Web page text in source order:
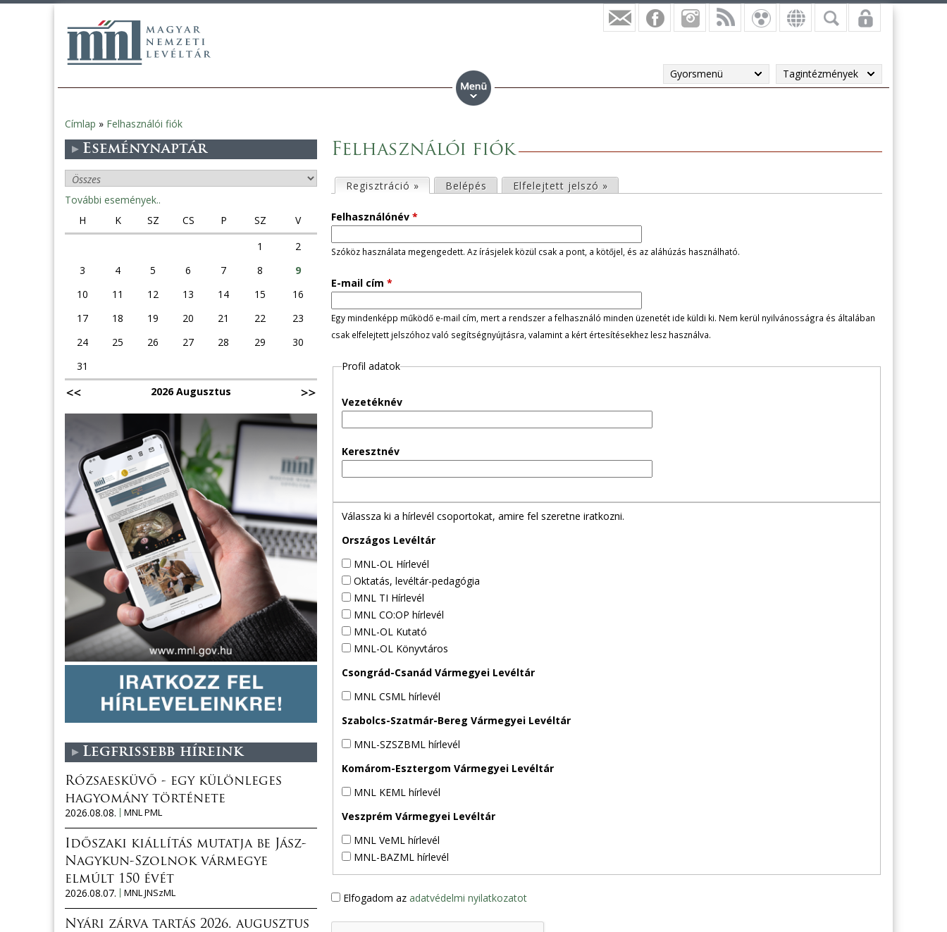
Gyorsmenü Tagintézmények
Jelenlegi
hely
Címlap » Felhasználói fiók
Felhasználói fiók
l
s
ő
d
l
e
Regisztráció » (aktív fül)
Belépés Elfelejtett jelszó »
Felhasználónév *
Szóköz használata megengedett. Az írásjelek közül csak a pont, a kötőjel, és az aláhúzás használható.
E-mail cím *
Egy mindenképp működő e-mail cím, mert a rendszer a felhasználó minden üzenetét ide küldi ki. Nem kerül nyilvánosságra és általában
csak elfelejtett jelszóhoz való segítségnyújtásra, valamint a kért értesítésekhez lesz használva.
Profil adatok
Vezetéknév
Keresztnév
Válassza ki a hírlevél csoportokat, amire fel szeretne iratkozni.
Országos Levéltár
MNL-OL Hírlevél
Oktatás, levéltár-pedagógia
MNL TI Hírlevél
MNL CO:OP hírlevél
MNL-OL Kutató
MNL-OL Könyvtáros
Csongrád-Csanád Vármegyei Levéltár
MNL CSML hírlevél
Szabolcs-Szatmár-Bereg Vármegyei Levéltár
MNL-SZSZBML hírlevél
Komárom-Esztergom Vármegyei Levéltár
MNL KEML hírlevél
Veszprém Vármegyei Levéltár
MNL VeML hírlevél
MNL-BAZML hírlevél
Elfogadom az adatvédelmi nyilatkozatot
Eseménynaptár
További események..
H
K SZ CS P SZ
V
1
2
3
4 5 6 7 8
9
10
11 12 13 14 15
16
17
18 19 20 21 22
23
24
25 26 27 28 29
30
31
2026 Augusztus
Legfrissebb híreink
Rózsaesküvő - egy különleges
hagyomány története
2026.08.08.
MNL PML
Időszaki kiállítás mutatja be Jász-
Nagykun-Szolnok vármegye
elmúlt 150 évét
2026.08.07.
MNL JNSzML
Nyári zárva tartás 2026. augusztus